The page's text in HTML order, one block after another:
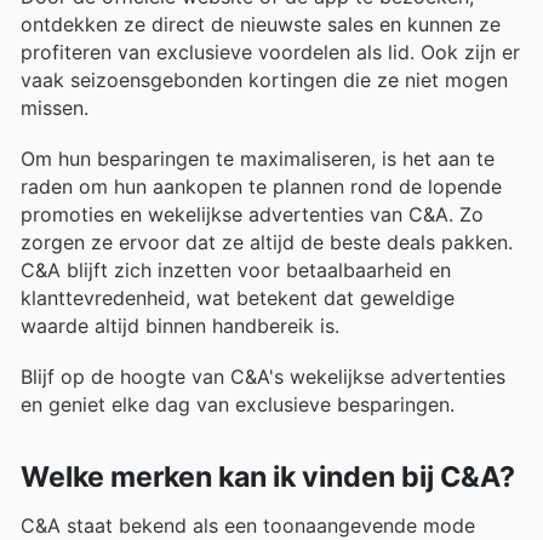
ontdekken ze direct de nieuwste sales en kunnen ze
profiteren van exclusieve voordelen als lid. Ook zijn er
vaak seizoensgebonden kortingen die ze niet mogen
missen.
Om hun besparingen te maximaliseren, is het aan te
raden om hun aankopen te plannen rond de lopende
promoties en wekelijkse advertenties van C&A. Zo
zorgen ze ervoor dat ze altijd de beste deals pakken.
C&A blijft zich inzetten voor betaalbaarheid en
klanttevredenheid, wat betekent dat geweldige
waarde altijd binnen handbereik is.
Blijf op de hoogte van C&A's wekelijkse advertenties
en geniet elke dag van exclusieve besparingen.
Welke merken kan ik vinden bij C&A?
C&A staat bekend als een toonaangevende mode